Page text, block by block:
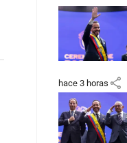
hace 3 horas share